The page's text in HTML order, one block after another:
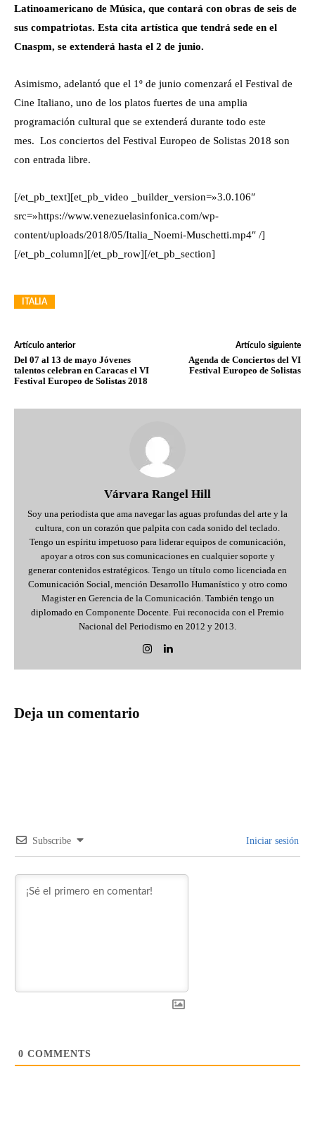
Latinoamericano de Música, que contará con obras de seis de
sus compatriotas. Esta cita artística que tendrá sede en el
Cnaspm, se extenderá hasta el 2 de junio.
Asimismo, adelantó que el 1º de junio comenzará el Festival de
Cine Italiano, uno de los platos fuertes de una amplia
programación cultural que se extenderá durante todo este
mes. Los conciertos del Festival Europeo de Solistas 2018 son
con entrada libre.
[/et_pb_text][et_pb_video _builder_version=»3.0.106″
src=»https://www.venezuelasinfonica.com/wp-
content/uploads/2018/05/Italia_Noemi-Muschetti.mp4″ /]
[/et_pb_column][/et_pb_row][/et_pb_section]
ITALIA
Artículo anterior
Del 07 al 13 de mayo Jóvenes
talentos celebran en Caracas el VI
Festival Europeo de Solistas 2018
Artículo siguiente
Agenda de Conciertos del VI
Festival Europeo de Solistas
Várvara Rangel Hill
Soy una periodista que ama navegar las aguas profundas del arte y la
cultura, con un corazón que palpita con cada sonido del teclado.
Tengo un espíritu impetuoso para liderar equipos de comunicación,
apoyar a otros con sus comunicaciones en cualquier soporte y
generar contenidos estratégicos. Tengo un título como licenciada en
Comunicación Social, mención Desarrollo Humanístico y otro como
Magister en Gerencia de la Comunicación. También tengo un
diplomado en Componente Docente. Fui reconocida con el Premio
Nacional del Periodismo en 2012 y 2013.
Deja un comentario
Subscribe Iniciar sesión
0 COMMENTS